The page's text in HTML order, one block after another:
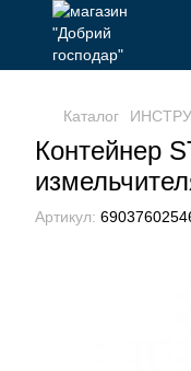
Каталог
Контейнер
Артикул: